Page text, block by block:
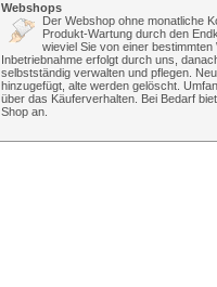
Webshops
Der Webshop ohne monatliche
Produkt-Wartung durch den
wieviel Sie von einer
Inbetriebnahme erfolgt durch uns,
selbstständig verwalten und pflegen.
hinzugefügt, alte werden gelöscht.
über das Käuferverhalten. Bei Bedarf
Shop an.